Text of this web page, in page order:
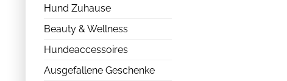
Hund Zuhause
Beauty & Wellness
Hundeaccessoires
Ausgefallene Geschenke